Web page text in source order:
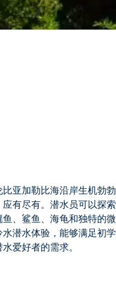
比亚加勒比海沿岸生机勃
有尽有。潜水员可以探
、鲨鱼、海龟和独特的
潜水体验，能够满足初
爱好者的需求。